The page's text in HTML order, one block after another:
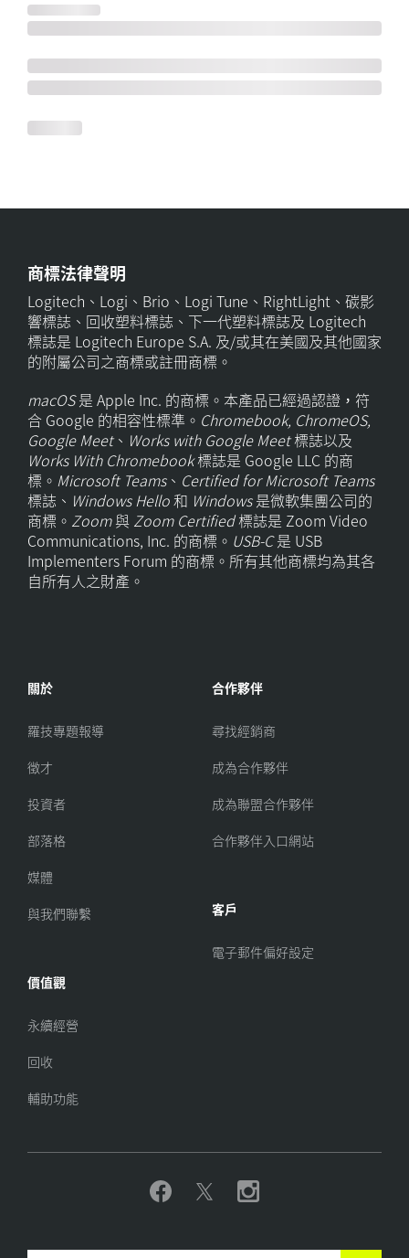
商標法律聲明
Logitech、Logi、Brio、Logi Tune、RightLight、碳影
響標誌、回收塑料標誌、下一代塑料標誌及 Logitech
標誌是 Logitech Europe S.A. 及/或其在美國及其他國家
的附屬公司之商標或註冊商標。
macOS是 Apple Inc. 的商標。本產品已經過認證，符
合 Google 的相容性標準。 Chromebook, ChromeOS,
Google Meet、 Works with Google Meet標誌以及
Works With Chromebook標誌是 Google LLC 的商
標。 Microsoft Teams、 Certified for Microsoft Teams
標誌、 Windows Hello和 Windows是微軟集團公司的
商標。 Zoom與 Zoom Certified標誌是 Zoom Video
Communications, Inc. 的商標。 USB-C是 USB
Implementers Forum 的商標。所有其他商標均為其各
自所有人之財產。
關於
羅技專題報導
徵才
投資者
部落格
媒體
與我們聯繫
價值觀
永續經營
回收
輔助功能
合作夥伴
尋找經銷商
成為合作夥伴
成為聯盟合作夥伴
合作夥伴入口網站
客戶
電子郵件偏好設定